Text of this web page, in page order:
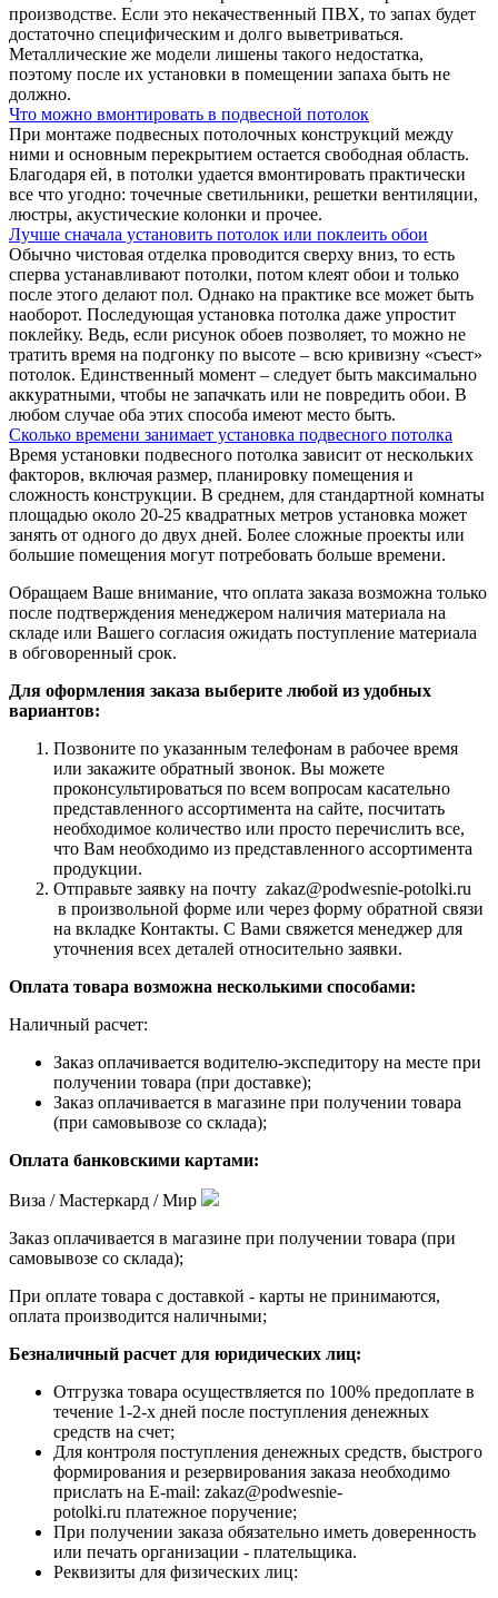
производстве. Если это некачественный ПВХ, то запах будет
достаточно специфическим и долго выветриваться.
Металлические же модели лишены такого недостатка,
поэтому после их установки в помещении запаха быть не
должно.
Что можно вмонтировать в подвесной потолок
При монтаже подвесных потолочных конструкций между
ними и основным перекрытием остается свободная область.
Благодаря ей, в потолки удается вмонтировать практически
все что угодно: точечные светильники, решетки вентиляции,
люстры, акустические колонки и прочее.
Лучше сначала установить потолок или поклеить обои
Обычно чистовая отделка проводится сверху вниз, то есть
сперва устанавливают потолки, потом клеят обои и только
после этого делают пол. Однако на практике все может быть
наоборот. Последующая установка потолка даже упростит
поклейку. Ведь, если рисунок обоев позволяет, то можно не
тратить время на подгонку по высоте – всю кривизну «съест»
потолок. Единственный момент – следует быть максимально
аккуратными, чтобы не запачкать или не повредить обои. В
любом случае оба этих способа имеют место быть.
Сколько времени занимает установка подвесного потолка
Время установки подвесного потолка зависит от нескольких
факторов, включая размер, планировку помещения и
сложность конструкции. В среднем, для стандартной комнаты
площадью около 20-25 квадратных метров установка может
занять от одного до двух дней. Более сложные проекты или
большие помещения могут потребовать больше времени.
Обращаем Ваше внимание, что оплата заказа возможна только
после подтверждения менеджером наличия материала на
складе или Вашего согласия ожидать поступление материала
в обговоренный срок.
Для оформления заказа выберите любой из удобных
вариантов:
Позвоните по указанным телефонам в рабочее время
или закажите обратный звонок. Вы можете
проконсультироваться по всем вопросам касательно
представленного ассортимента на сайте, посчитать
необходимое количество или просто перечислить все,
что Вам необходимо из представленного ассортимента
продукции.
Отправьте заявку на почту zakaz@podwesnie-potolki.ru
в произвольной форме или через форму обратной связи
на вкладке Контакты. С Вами свяжется менеджер для
уточнения всех деталей относительно заявки.
Оплата товара возможна несколькими способами:
Наличный расчет:
Заказ оплачивается водителю-экспедитору на месте при
получении товара (при доставке);
Заказ оплачивается в магазине при получении товара
(при самовывозе со склада);
Оплата банковскими картами:
Виза / Мастеркард / Мир
Заказ оплачивается в магазине при получении товара (при
самовывозе со склада);
При оплате товара с доставкой - карты не принимаются,
оплата производится наличными;
Безналичный расчет для юридических лиц:
Отгрузка товара осуществляется по 100% предоплате в
течение 1-2-х дней после поступления денежных
средств на счет;
Для контроля поступления денежных средств, быстрого
формирования и резервирования заказа необходимо
прислать на E-mail: zakaz@podwesnie-
potolki.ru платежное поручение;
При получении заказа обязательно иметь доверенность
или печать организации - плательщика.
Реквизиты для физических лиц: